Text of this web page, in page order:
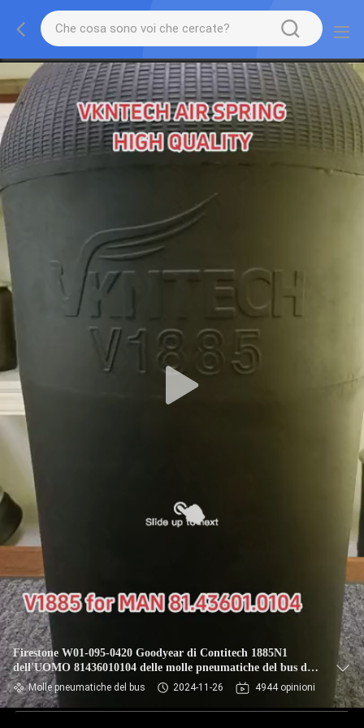
Firestone W01-095-0420 Goodyear di Contitech 1885N1
dell'UOMO 81436010104 delle molle pneumatiche del bus di
IVECO 98478799 9003 VKNTECH V1885
Molle pneumatiche del bus 2024-11-26 4944 opinioni